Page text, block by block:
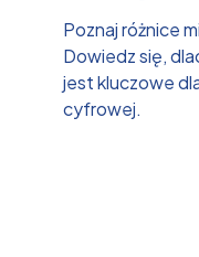
Poznaj różnice
Dowiedz się,
jest kluczowe
cyfrowej.